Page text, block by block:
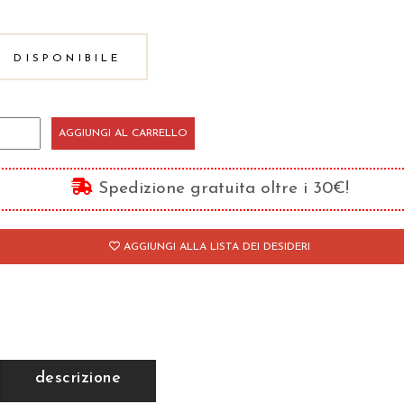
DISPONIBILE
AGGIUNGI AL CARRELLO
Spedizione gratuita oltre i 30€!
AGGIUNGI ALLA LISTA DEI DESIDERI
descrizione